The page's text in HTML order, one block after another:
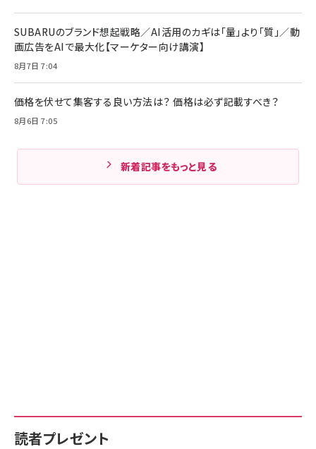
SUBARUのブランド想起戦略／AI活用のカギは「量」より「質」／動
画広告をAIで最大化【マーケター向け講演】
8月7日 7:04
価格を伏せて集客する良い方法は？ 価格は必ず記載すべき？
8月6日 7:05
新着記事をもっと見る
読者プレゼント